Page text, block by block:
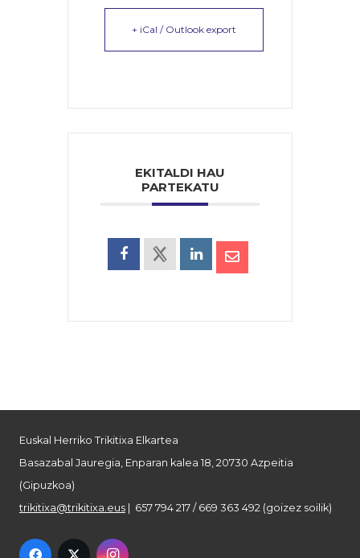
+ iCal / Outlook export
EKITALDI HAU
PARTEKATU
Euskal Herriko Trikitixa Elkartea
Basazabal Jauregia, Enparan kalea 18, 20730 Azpeitia
(Gipuzkoa)
trikitixa@trikitixa.eus | 657 794 217 / 669 363 492 (goizez soilik)